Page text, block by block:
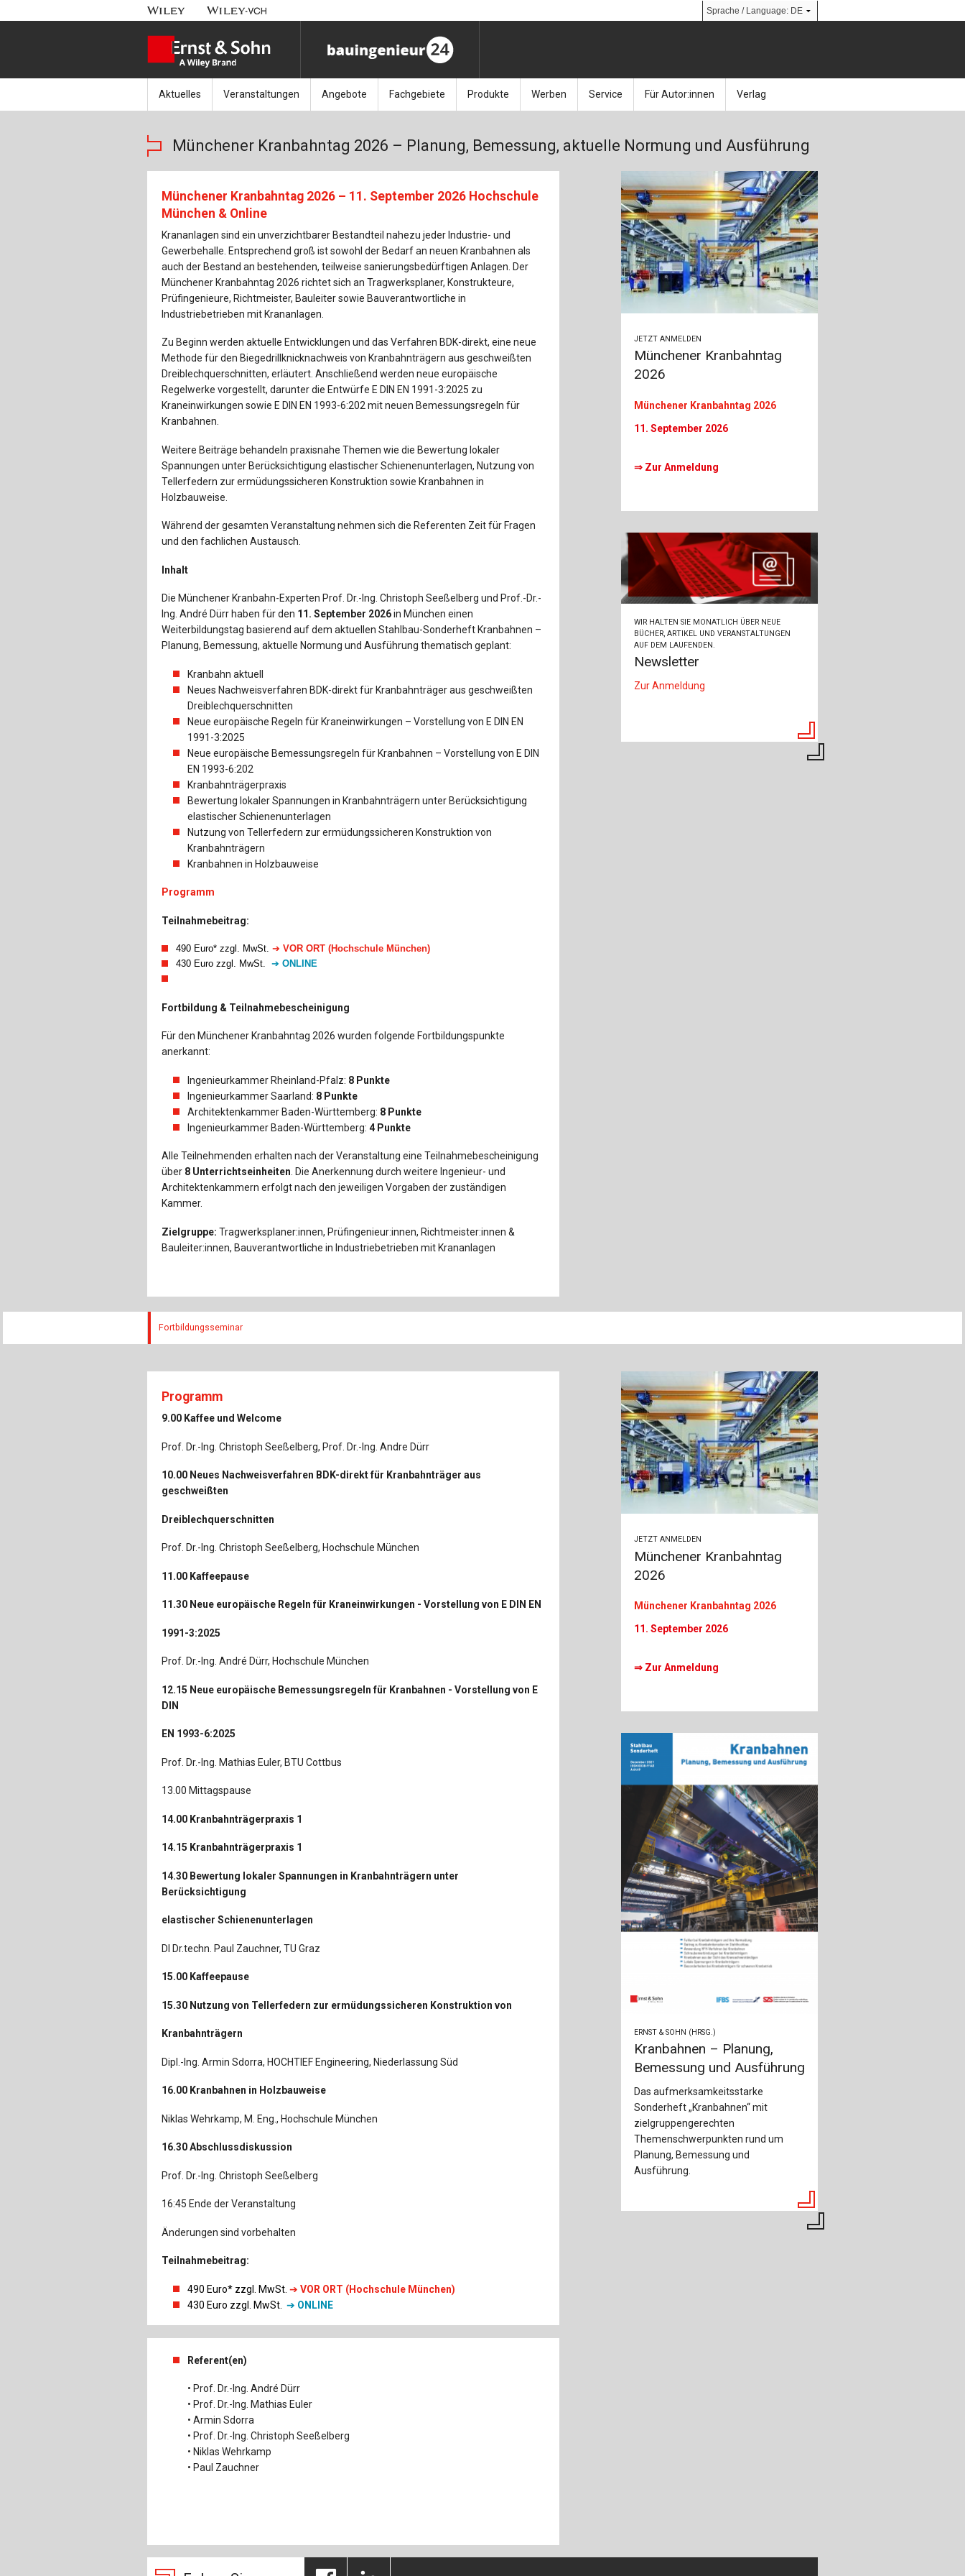
Aktuelles
Erscheint in Kürze
Veranstaltungen
Symposium Ingenieurbaukunst (26.11.26)
Veranstaltungskalender
Angebote
Kalender-Preisreduzierung
Fachgebiete
Bauen im Bestand
Baurecht
Bautechnikgeschichte
Betonbau
Grundlagen
Holzbau
Ingenieurbau
Mauerwerkbau
Stahlbau
Verbundbau
Produkte
Zeitschriften
Artikeldatenbank / Kalenderrecherche
Werben Service
Newsletter & Social Media
Wiley Online Library
Für Autor:innen
Zeitschriften
Verlag
So finden Sie uns
bauingenieur24 – Berufsportal
Ingenieurbaupreis
Studentenförderung
Münchener Kranbahntag 2026 – Planung, Bemessung, aktuelle Normung und Ausführung
Münchener Kranbahntag 2026 – 11. September 2026 Hochschule
München & Online
Krananlagen sind ein unverzichtbarer Bestandteil nahezu jeder Industrie- und
Gewerbehalle. Entsprechend groß ist sowohl der Bedarf an neuen Kranbahnen als
auch der Bestand an bestehenden, teilweise sanierungsbedürftigen Anlagen. Der
Münchener Kranbahntag 2026 richtet sich an Tragwerksplaner, Konstrukteure,
Prüfingenieure, Richtmeister, Bauleiter sowie Bauverantwortliche in
Industriebetrieben mit Krananlagen.
Zu Beginn werden aktuelle Entwicklungen und das Verfahren BDK-direkt, eine neue
Methode für den Biegedrillknicknachweis von Kranbahnträgern aus geschweißten
Dreiblechquerschnitten, erläutert. Anschließend werden neue europäische
Regelwerke vorgestellt, darunter die Entwürfe E DIN EN 1991-3:2025 zu
Kraneinwirkungen sowie E DIN EN 1993-6:202 mit neuen Bemessungsregeln für
Kranbahnen.
Weitere Beiträge behandeln praxisnahe Themen wie die Bewertung lokaler
Spannungen unter Berücksichtigung elastischer Schienenunterlagen, Nutzung von
Tellerfedern zur ermüdungssicheren Konstruktion sowie Kranbahnen in
Holzbauweise.
Während der gesamten Veranstaltung nehmen sich die Referenten Zeit für Fragen
und den fachlichen Austausch.
Inhalt
Die Münchener Kranbahn-Experten Prof. Dr.-Ing. Christoph Seeßelberg und Prof.-Dr.-
Ing. André Dürr haben für den 11. September 2026in München einen
Weiterbildungstag basierend auf dem aktuellen Stahlbau-Sonderheft Kranbahnen –
Planung, Bemessung, aktuelle Normung und Ausführung thematisch geplant:
Kranbahn aktuell
Neues Nachweisverfahren BDK-direkt für Kranbahnträger aus geschweißten
Dreiblechquerschnitten
Neue europäische Regeln für Kraneinwirkungen – Vorstellung von E DIN EN
1991-3:2025
Neue europäische Bemessungsregeln für Kranbahnen – Vorstellung von E DIN
EN 1993-6:202
Kranbahnträgerpraxis
Bewertung lokaler Spannungen in Kranbahnträgern unter Berücksichtigung
elastischer Schienenunterlagen
Nutzung von Tellerfedern zur ermüdungssicheren Konstruktion von
Kranbahnträgern
Kranbahnen in Holzbauweise
Programm
Teilnahmebeitrag:
490 Euro* zzgl. MwSt.➔VOR ORT(Hochschule München)
430 Eurozzgl. MwSt.➔ONLINE
Fortbildung & Teilnahmebescheinigung
Für den Münchener Kranbahntag 2026 wurden folgende Fortbildungspunkte
anerkannt:
Ingenieurkammer Rheinland-Pfalz: 8 Punkte
Ingenieurkammer Saarland: 8 Punkte
Architektenkammer Baden-Württemberg: 8 Punkte
Ingenieurkammer Baden-Württemberg: 4 Punkte
Alle Teilnehmenden erhalten nach der Veranstaltung eine Teilnahmebescheinigung
über 8 Unterrichtseinheiten. Die Anerkennung durch weitere Ingenieur- und
Architektenkammern erfolgt nach den jeweiligen Vorgaben der zuständigen
Kammer.
Zielgruppe: Tragwerksplaner:innen, Prüfingenieur:innen, Richtmeister:innen &
Bauleiter:innen, Bauverantwortliche in Industriebetrieben mit Krananlagen
JETZT ANMELDEN
Münchener Kranbahntag
2026
Münchener Kranbahntag 2026
11. September 2026
⇒ Zur Anmeldung
WIR HALTEN SIE MONATLICH ÜBER NEUE
BÜCHER, ARTIKEL UND VERANSTALTUNGEN
AUF DEM LAUFENDEN.
Newsletter
Zur Anmeldung
Fortbildungsseminar
Programm
9.00 Kaffee und Welcome
Prof. Dr.-Ing. Christoph Seeßelberg, Prof. Dr.-Ing. Andre Dürr
10.00 Neues Nachweisverfahren BDK-direkt für Kranbahnträger aus
geschweißten
Dreiblechquerschnitten
Prof. Dr.-Ing. Christoph Seeßelberg, Hochschule München
11.00 Kaffeepause
11.30 Neue europäische Regeln für Kraneinwirkungen - Vorstellung von E DIN EN
1991-3:2025
Prof. Dr.-Ing. André Dürr, Hochschule München
12.15 Neue europäische Bemessungsregeln für Kranbahnen - Vorstellung von E
DIN
EN 1993-6:2025
Prof. Dr.-Ing. Mathias Euler, BTU Cottbus
13.00 Mittagspause
14.00 Kranbahnträgerpraxis 1
14.15 Kranbahnträgerpraxis 1
14.30 Bewertung lokaler Spannungen in Kranbahnträgern unter
Berücksichtigung
elastischer Schienenunterlagen
DI Dr.techn. Paul Zauchner, TU Graz
15.00 Kaffeepause
15.30 Nutzung von Tellerfedern zur ermüdungssicheren Konstruktion von
Kranbahnträgern
Dipl.-Ing. Armin Sdorra, HOCHTIEF Engineering, Niederlassung Süd
16.00 Kranbahnen in Holzbauweise
Niklas Wehrkamp, M. Eng., Hochschule München
16.30 Abschlussdiskussion
Prof. Dr.-Ing. Christoph Seeßelberg
16:45 Ende der Veranstaltung
Änderungen sind vorbehalten
Teilnahmebeitrag:
490 Euro* zzgl. MwSt. ➔ VOR ORT (Hochschule München)
430 Euro zzgl. MwSt. ➔ ONLINE
Referent(en)
• Prof. Dr.-Ing. André Dürr
• Prof. Dr.-Ing. Mathias Euler
• Armin Sdorra
• Prof. Dr.-Ing. Christoph Seeßelberg
• Niklas Wehrkamp
• Paul Zauchner
JETZT ANMELDEN
Münchener Kranbahntag
2026
Münchener Kranbahntag 2026
11. September 2026
⇒ Zur Anmeldung
ERNST & SOHN (HRSG.)
Kranbahnen – Planung,
Bemessung und Ausführung
Das aufmerksamkeitsstarke
Sonderheft „Kranbahnen“ mit
zielgruppengerechten
Themenschwerpunkten rund um
Planung, Bemessung und
Ausführung.